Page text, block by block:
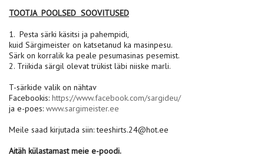
TOOTJA POOLSED SOOVITUSED
1. Pesta särki käsitsi ja pahempidi,
kuid Särgimeister on katsetanud ka masinpesu.
Särk on korralik ka peale pesumasinas pesemist.
2. Triikida särgil olevat trükist läbi niiske marli.
T-särkide valik on nähtav
Facebookis: https://www.facebook.com/sargideu/
ja e-poes: www.sargimeister.ee
Meile saad kirjutada siin: teeshirts.24@hot.ee
Aitäh külastamast meie e-poodi.